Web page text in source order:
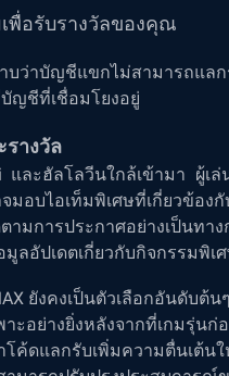
พื่อรับรางวัลของคุณ
บว่าบัญชีแขกไม่สามารถแล
ญชีที่เชื่อมโยงอยู่
รางวัล
และฮัลโลวีนใกล้เข้ามา ผู้เล่
มอบไอเท็มพิเศษที่เกี่ยวข้องกั
การประกาศอย่างเป็นทาง
ลอัปเดตเกี่ยวกับกิจกรรมพิเ
ยังคงเป็นตัวเลือกอันดับต้น
าะอย่างยิ่งหลังจากที่เกมรุ่น
ค้ดแลกรับเพิ่มความตื่นเต้นใ